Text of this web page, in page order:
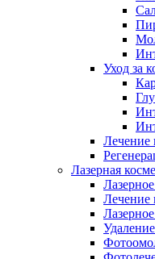
Уход за
Лазерная
Лечение